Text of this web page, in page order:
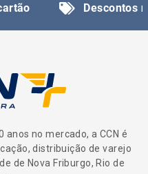
Descontos
anos no mercado, a CCN é
distribuição de varejo
de Nova Friburgo, Rio de